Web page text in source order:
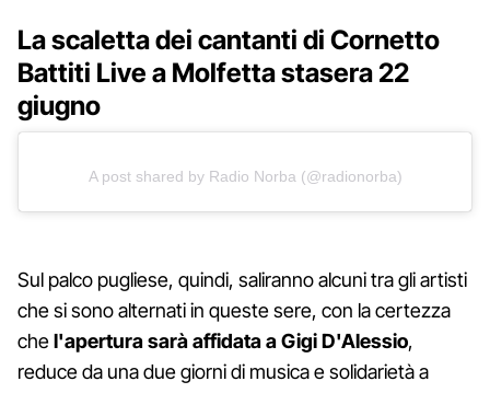
La scaletta dei cantanti di Cornetto
Battiti Live a Molfetta stasera 22
giugno
A post shared by Radio Norba (@radionorba)
Sul palco pugliese, quindi, saliranno alcuni tra gli artisti
che si sono alternati in queste sere, con la certezza
chel'apertura sarà affidata a Gigi D'Alessio,
reduce da una due giorni di musica e solidarietà a